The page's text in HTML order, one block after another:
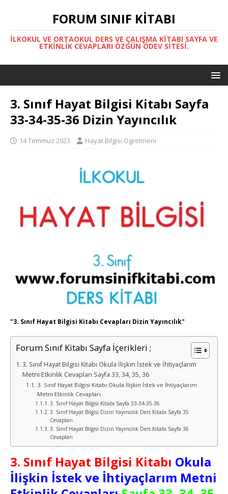
FORUM SINIF KITABI
İLKOKUL VE ORTAOKUL DERS VE ÇALIŞMA KITABI SAYFA VE
ETKINLIK CEVAPLARI ÖZGÜN ÖDEV SITESI.
3. Sınıf Hayat Bilgisi Kitabı Sayfa
33-34-35-36 Dizin Yayıncılık
14 Temmuz 2023 Hayat Bilgisi Ogretmeni
"3. Sınıf Hayat Bilgisi Kitabı Cevapları Dizin Yayıncılık"
Forum Sınıf Kitabı Sayfa İçerikleri ;
3. Sınıf Hayat Bilgisi Kitabı Okula İlişkin İstek ve İhtiyaçlarım
Metni Etkinlik Cevapları Sayfa 33, 34, 35, 36
3. Sınıf Hayat Bilgisi Kitabı Okula İlişkin İstek ve İhtiyaçlarım
Metni Etkinlik Cevapları
3. Sınıf Hayat Bilgisi Kitabı Sayfa 33-34-35-36
3. Sınıf Hayat Bilgisi Dizin Yayıncılık Ders Kitabı Sayfa 35
Cevapları
3. Sınıf Hayat Bilgisi Dizin Yayıncılık Ders Kitabı Sayfa 36
Cevapları
3. Sınıf Hayat Bilgisi Kitabı Okula
İlişkin İstek ve İhtiyaçlarım Metni